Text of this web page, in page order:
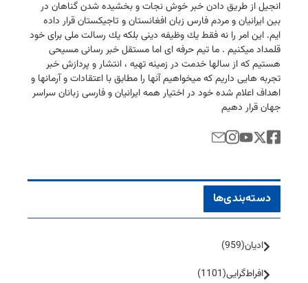
انجیل از طریق دادن خبر خوش نجات و بخشیده شدن گناهان در
بین ایرانیان و مردم فارس زبان افغانستان و تاجیكستان قرار داده
ایم. این امر را نه فقط یك وظیفه دینی بلكه یك رسالت ملی برای خود
قلمداد میكنیم . ما تیم حرفه ای اما مستقل خبر رسانی مسیحی
هستیم كه از سالها خدمت در زمینه تهیه ، انتشار و پردازش خبر
تجربه هایی داریم كه میخواهیم آنها را مطابق با اعتقادات و آرمانها و
اهداف اعلام شده خود در اختیار همه ایرانیان و فارسی زبانان سراسر
جهان قرار دهیم
دسته‌بندی‌ها
ادیان(959)
افراط‌گرایی(1101)